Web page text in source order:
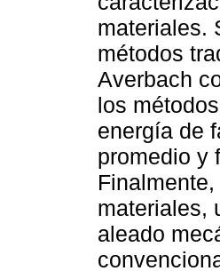
materiales.
métodos
Averbach
los
energía de
promedio y
materiales,
aleado